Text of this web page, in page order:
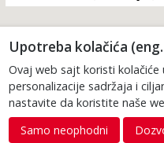
Upotreba kolačića
Ovaj web sajt koristi
personalizacije sadržaja i
nastavite da koristite naše
Samo neophodni